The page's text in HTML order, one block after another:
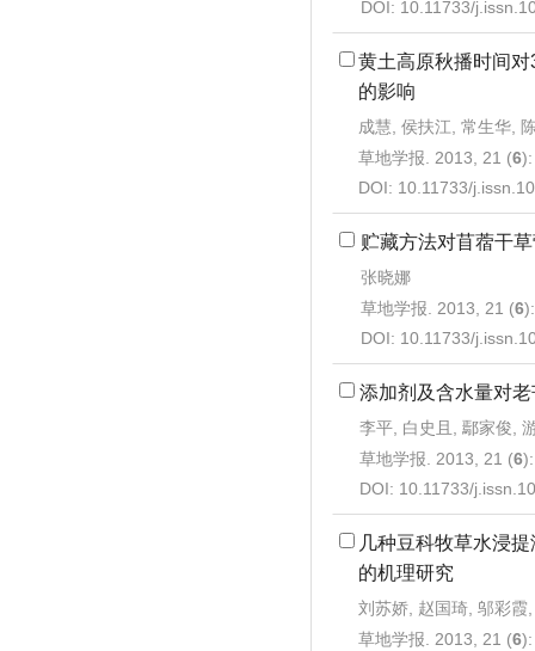
DOI: 10.11733/
黄土高原秋播时间
的影响
成慧, 侯扶江, 常生华,
草地学报. 2013, 21 (6
DOI: 10.11733/
贮藏方法对苜蓿干
张晓娜
草地学报. 2013, 21 (6
DOI: 10.11733/
添加剂及含水量对
李平, 白史且, 鄢家俊,
草地学报. 2013, 21 (6
DOI: 10.11733/
几种豆科牧草水浸
的机理研究
刘苏娇, 赵国琦, 邬彩霞
草地学报. 2013, 21 (6